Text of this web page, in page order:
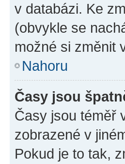
v databázi. Ke
(obvykle se
možné si změnit
Nahoru
Časy jsou
Časy jsou téměř
zobrazené v
Pokud je to tak,